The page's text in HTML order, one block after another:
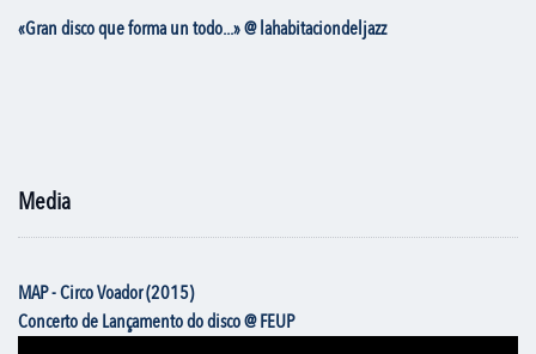
«Gran disco que forma un todo...» @ lahabitaciondeljazz
Media
MAP - Circo Voador (2015)
Concerto de Lançamento do disco @ FEUP